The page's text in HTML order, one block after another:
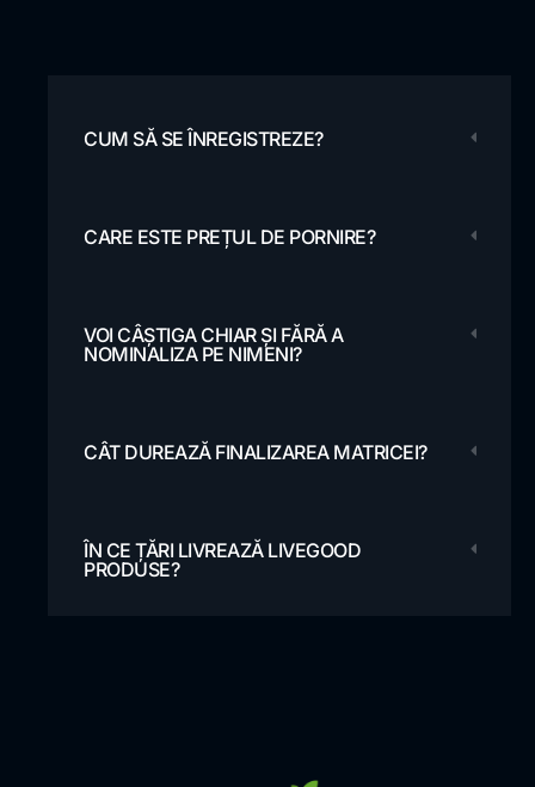
CUM SĂ SE ÎNREGISTREZE?
CARE ESTE PREȚUL DE PORNIRE?
VOI CÂȘTIGA CHIAR ȘI FĂRĂ A
NOMINALIZA PE NIMENI?
CÂT DUREAZĂ FINALIZAREA MATRICEI?
ÎN CE ȚĂRI LIVREAZĂ LIVEGOOD
PRODUSE?